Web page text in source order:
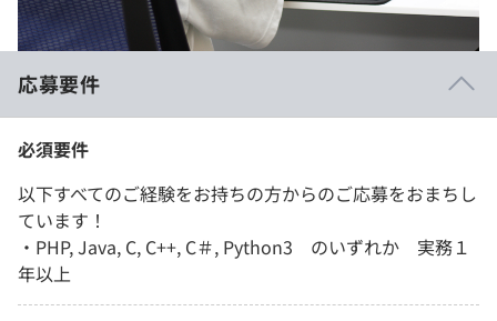
応募要件
必須要件
以下すべてのご経験をお持ちの方からのご応募をおまちし
ています！
・PHP, Java, C, C++, C＃, Python3 のいずれか 実務１
年以上